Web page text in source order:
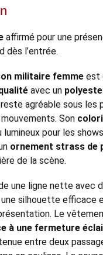
affirmé pour une
dès l’entrée.
militaire femme est
avec un
agréable sous les
Son
pour les
ornement strass de
de la scène.
une ligne nette avec
une silhouette efficace
Le
à une fermeture
entre deux